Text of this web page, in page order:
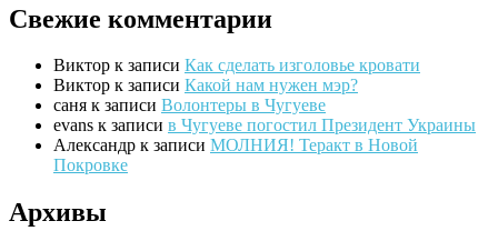
Свежие комментарии
Виктор к записи Как сделать изголовье кровати
Виктор к записи Какой нам нужен мэр?
саня к записи Волонтеры в Чугуеве
evans к записи в Чугуеве погостил Президент Украины
Александр к записи МОЛНИЯ! Теракт в Новой
Покровке
Архивы